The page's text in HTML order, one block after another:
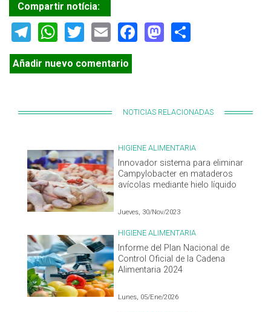
Compartir notícia:
Telegram
WhatsApp
TwitterEmailFacebook
Mastodon
Añadir nuevo comentario
NOTICIAS RELACIONADAS
HIGIENE ALIMENTARIA
Innovador sistema para eliminar
Campylobacter en mataderos
avícolas mediante hielo líquido
Jueves, 30/Nov/2023
HIGIENE ALIMENTARIA
Informe del Plan Nacional de
Control Oficial de la Cadena
Alimentaria 2024
Lunes, 05/Ene/2026